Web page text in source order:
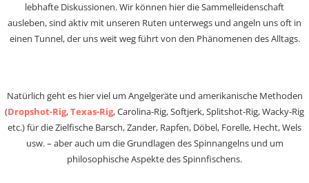
lebhafte Diskussionen. Wir können hier die Sammelleidenschaft
ausleben, sind aktiv mit unseren Ruten unterwegs und angeln uns oft in
einen Tunnel, der uns weit weg führt von den Phänomenen des Alltags.
Natürlich geht es hier viel um Angelgeräte und amerikanische Methoden
(Dropshot-Rig,Texas-Rig, Carolina-Rig, Softjerk, Splitshot-Rig, Wacky-Rig
etc.) für die Zielfische Barsch, Zander, Rapfen, Döbel, Forelle, Hecht, Wels
usw. – aber auch um die Grundlagen des Spinnangelns und um
philosophische Aspekte des Spinnfischens.